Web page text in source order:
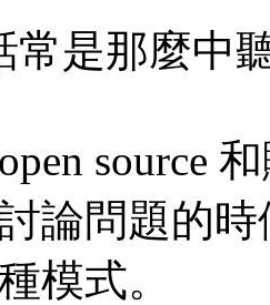
常是那麼中
source
論問題的
模式。